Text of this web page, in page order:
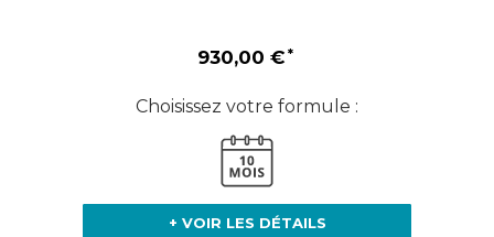
930,00 €
Choisissez votre formule :
+ VOIR LES DÉTAILS